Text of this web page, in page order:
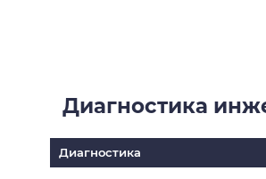
Диагностика
Диагностика